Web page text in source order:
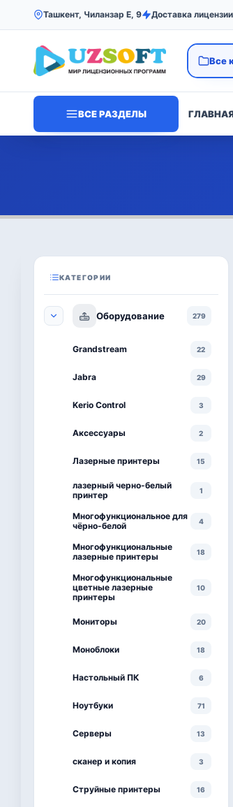
Ташкент, Чиланзар Е, 9 Доставка
ВСЕ РАЗДЕЛЫ
КАТЕГОРИИ
Оборудование 279
Grandstream 22
Jabra 29
Kerio Control 3
Аксессуары 2
Лазерные принтеры 15
лазерный черно-белый
принтер
1
Многофункциональное для
чёрно-белой
4
Многофункциональные
лазерные принтеры
18
Многофункциональные
цветные лазерные
принтеры
10
Мониторы 20
Моноблоки 18
Настольный ПК 6
Ноутбуки 71
Серверы 13
сканер и копия 3
Струйные принтеры 16